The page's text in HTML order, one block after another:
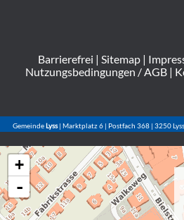
Barrierefrei | Sitemap|
Nutzungsbedingungen / AGB|
GemeindeLyss| Marktplatz 6 | Postfach 368 | 3250